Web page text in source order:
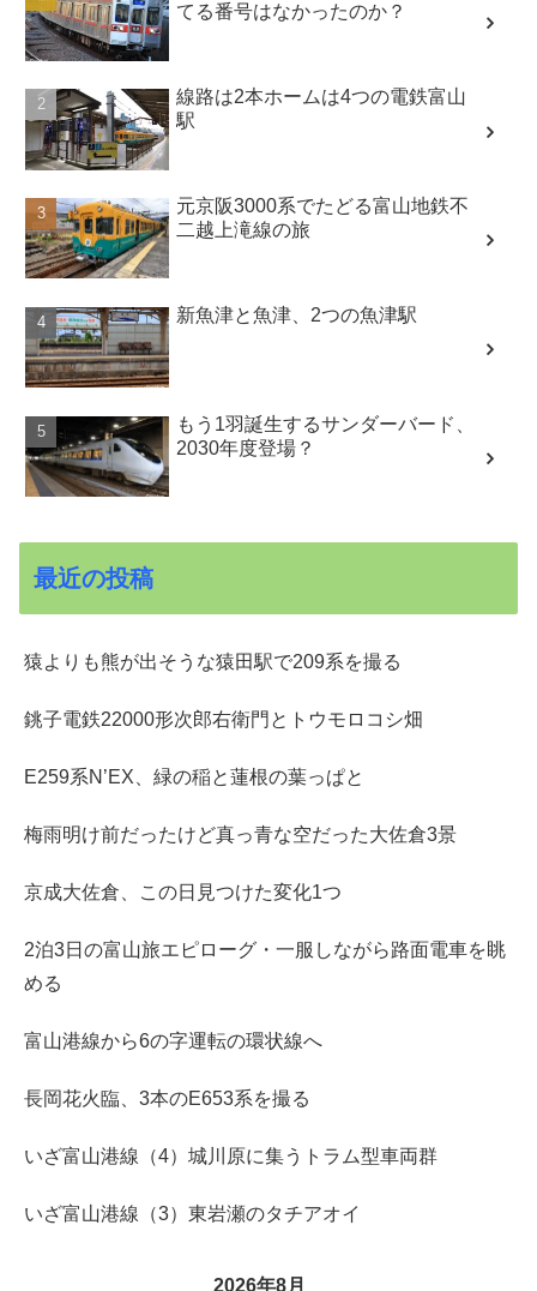
てる番号はなかったのか？
線路は2本ホームは4つの電鉄富山
駅
元京阪3000系でたどる富山地鉄不
二越上滝線の旅
新魚津と魚津、2つの魚津駅
もう1羽誕生するサンダーバード、
2030年度登場？
最近の投稿
猿よりも熊が出そうな猿田駅で209系を撮る
銚子電鉄22000形次郎右衛門とトウモロコシ畑
E259系N’EX、緑の稲と蓮根の葉っぱと
梅雨明け前だったけど真っ青な空だった大佐倉3景
京成大佐倉、この日見つけた変化1つ
2泊3日の富山旅エピローグ・一服しながら路面電車を眺
める
富山港線から6の字運転の環状線へ
長岡花火臨、3本のE653系を撮る
いざ富山港線（4）城川原に集うトラム型車両群
いざ富山港線（3）東岩瀬のタチアオイ
2026年8月